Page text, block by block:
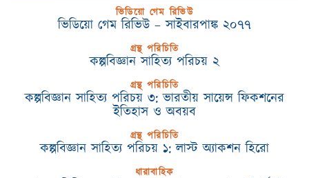
ভিডিয়ো গেম রিভিউ
ভিডিয়ো গেম রিভিউ – সাইবারপাঙ্ক ২০৭৭
গ্রন্থ পরিচিতি
কল্পবিজ্ঞান সাহিত্য পরিচয় ২
গ্রন্থ পরিচিতি
কল্পবিজ্ঞান সাহিত্য পরিচয় ৩: ভারতীয় সায়েন্স ফিকশনের
ইতিহাস ও অবয়ব
গ্রন্থ পরিচিতি
কল্পবিজ্ঞান সাহিত্য পরিচয় ১: লাস্ট অ্যাকশন হিরো
ধারাবাহিক